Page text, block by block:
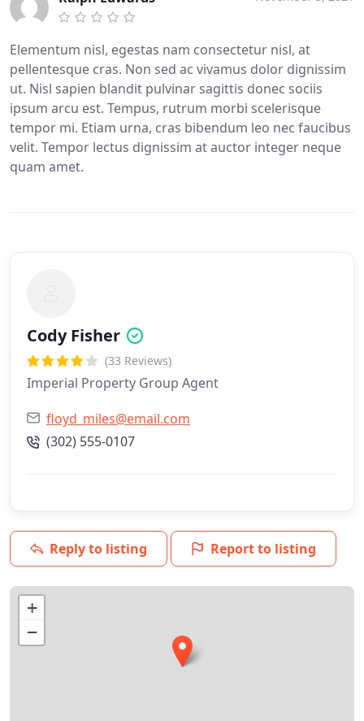
Elementum nisl, egestas nam consectetur nisl, at
pellentesque cras. Non sed ac vivamus dolor dignissim
ut. Nisl sapien blandit pulvinar sagittis donec sociis
ipsum arcu est. Tempus, rutrum morbi scelerisque
tempor mi. Etiam urna, cras bibendum leo nec faucibus
velit. Tempor lectus dignissim at auctor integer neque
quam amet.
Cody Fisher
(33 Reviews)
Imperial Property Group Agent
floyd_miles@email.com
(302) 555-0107
Reply to listing Report to listing
+
−